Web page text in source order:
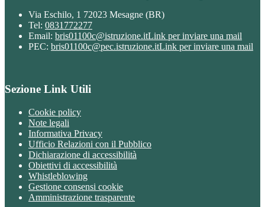
Via Eschilo, 1 72023 Mesagne (BR)
Tel: 0831772277
Email: bris01100c@istruzione.itLink per inviare una mail
PEC: bris01100c@pec.istruzione.itLink per inviare una mail
Sezione Link Utili
Cookie policy
Note legali
Informativa Privacy
Ufficio Relazioni con il Pubblico
Dichiarazione di accessibilità
Obiettivi di accessibilità
Whistleblowing
Gestione consensi cookie
Amministrazione trasparente